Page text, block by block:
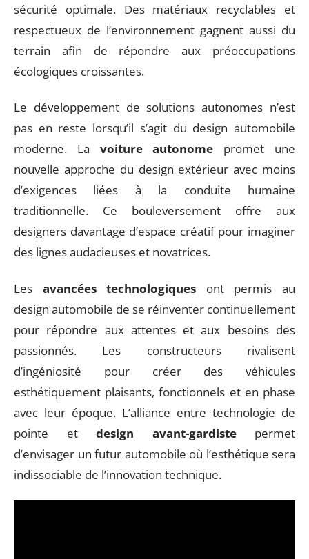
sécurité optimale. Des matériaux recyclables et
respectueux de l’environnement gagnent aussi du
terrain afin de répondre aux préoccupations
écologiques croissantes.
Le développement de solutions autonomes n’est
pas en reste lorsqu’il s’agit du design automobile
moderne. La voiture autonome promet une
nouvelle approche du design extérieur avec moins
d’exigences liées à la conduite humaine
traditionnelle. Ce bouleversement offre aux
designers davantage d’espace créatif pour imaginer
des lignes audacieuses et novatrices.
Les avancées technologiques ont permis au
design automobile de se réinventer continuellement
pour répondre aux attentes et aux besoins des
passionnés. Les constructeurs rivalisent
d’ingéniosité pour créer des véhicules
esthétiquement plaisants, fonctionnels et en phase
avec leur époque. L’alliance entre technologie de
pointe et design avant-gardistepermet
d’envisager un futur automobile où l’esthétique sera
indissociable de l’innovation technique.